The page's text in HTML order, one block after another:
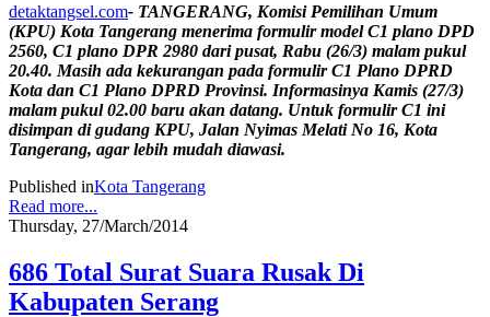
detaktangsel.com- TANGERANG, Komisi Pemilihan Umum
(KPU) Kota Tangerang menerima formulir model C1 plano DPD
2560, C1 plano DPR 2980 dari pusat, Rabu (26/3) malam pukul
20.40. Masih ada kekurangan pada formulir C1 Plano DPRD
Kota dan C1 Plano DPRD Provinsi. Informasinya Kamis (27/3)
malam pukul 02.00 baru akan datang. Untuk formulir C1 ini
disimpan di gudang KPU, Jalan Nyimas Melati No 16, Kota
Tangerang, agar lebih mudah diawasi.
Published inKota Tangerang
Read more...
Thursday, 27/March/2014
686 Total Surat Suara Rusak Di
Kabupaten Serang